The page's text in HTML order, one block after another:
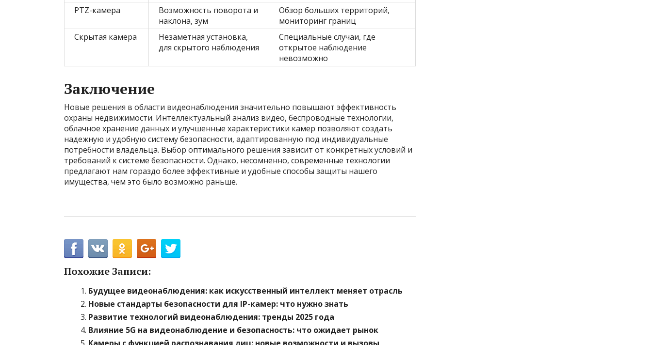
PTZ-камера
Возможность поворота и
наклона, зум
Обзор больших территорий,
мониторинг границ
Скрытая камера
Незаметная установка,
для скрытого наблюдения
Специальные случаи, где
открытое наблюдение
невозможно
Заключение
Новые решения в области видеонаблюдения значительно повышают эффективность
охраны недвижимости. Интеллектуальный анализ видео, беспроводные технологии,
облачное хранение данных и улучшенные характеристики камер позволяют создать
надежную и удобную систему безопасности, адаптированную под индивидуальные
потребности владельца. Выбор оптимального решения зависит от конкретных условий и
требований к системе безопасности. Однако, несомненно, современные технологии
предлагают нам гораздо более эффективные и удобные способы защиты нашего
имущества, чем это было возможно раньше.
Похожие Записи:
Будущее видеонаблюдения: как искусственный интеллект меняет отрасль
Новые стандарты безопасности для IP-камер: что нужно знать
Развитие технологий видеонаблюдения: тренды 2025 года
Влияние 5G на видеонаблюдение и безопасность: что ожидает рынок